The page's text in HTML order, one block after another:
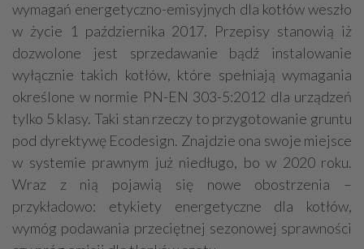
wymagań energetyczno-emisyjnych dla kotłów weszło
w życie 1 października 2017. Przepisy stanowią iż
dozwolone jest sprzedawanie bądź instalowanie
wyłącznie takich kotłów, które spełniają wymagania
określone w normie PN-EN 303-5:2012 dla urządzeń
tylko 5 klasy. Taki stan rzeczy to przygotowanie gruntu
pod dyrektywę Ecodesign. Znajdzie ona swoje miejsce
w systemie prawnym już niedługo, bo w 2020 roku.
Wraz z nią pojawią się nowe obostrzenia –
przykładowo: etykiety energetyczne dla kotłów,
wymóg podawania przeciętnej sezonowej sprawności